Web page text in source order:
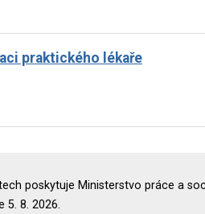
praktického lékaře
poskytuje Ministerstvo práce a
5. 8. 2026.